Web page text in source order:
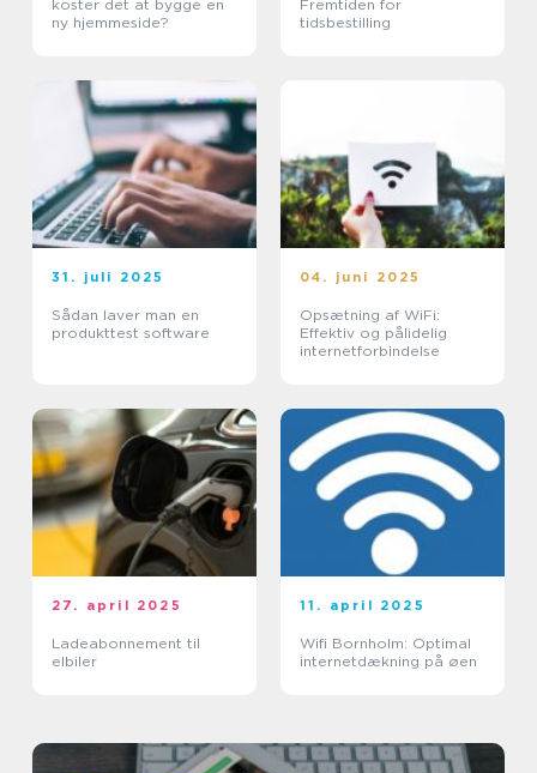
koster det at bygge en
ny hjemmeside?
Fremtiden for
tidsbestilling
31. juli 2025
Sådan laver man en
produkttest software
04. juni 2025
Opsætning af WiFi:
Effektiv og pålidelig
internetforbindelse
27. april 2025
Ladeabonnement til
elbiler
11. april 2025
Wifi Bornholm: Optimal
internetdækning på øen